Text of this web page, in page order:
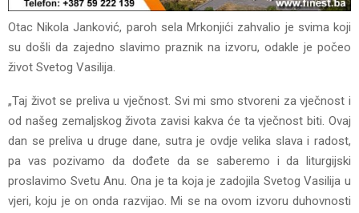
Otac Nikola Janković, paroh sela Mrkonjići zahvalio je svima koji
su došli da zajedno slavimo praznik na izvoru, odakle je počeo
život Svetog Vasilija.
„Taj život se preliva u vječnost. Svi mi smo stvoreni za vječnost i
od našeg zemaljskog života zavisi kakva će ta vječnost biti. Ovaj
dan se preliva u druge dane, sutra je ovdje velika slava i radost,
pa vas pozivamo da dođete da se saberemo i da liturgijski
proslavimo Svetu Anu. Ona je ta koja je zadojila Svetog Vasilija u
vjeri, koju je on onda razvijao. Mi se na ovom izvoru duhovnosti